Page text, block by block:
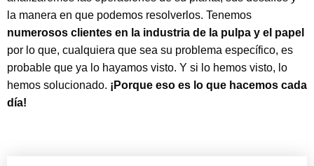
la manera en que podemos resolverlos. Tenemos
numerosos clientes en la industria de la pulpa y el papel
por lo que, cualquiera que sea su problema específico, es
probable que ya lo hayamos visto. Y si lo hemos visto, lo
hemos solucionado. ¡Porque eso es lo que hacemos cada
día!